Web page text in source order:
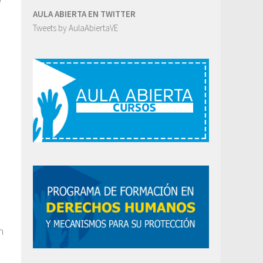
AULA ABIERTA EN TWITTER
Tweets by AulaAbiertaVE